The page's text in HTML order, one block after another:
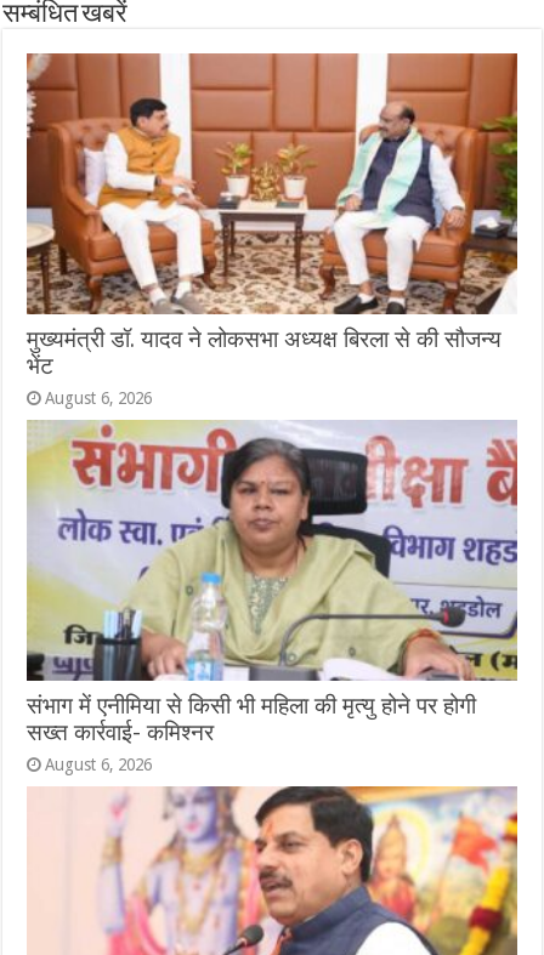
सम्बंधित खबरें
मुख्यमंत्री डॉ. यादव ने लोकसभा अध्यक्ष बिरला से की सौजन्य
भेंट
August 6, 2026
संभाग में एनीमिया से किसी भी महिला की मृत्यु होने पर होगी
सख्त कार्रवाई- कमिश्नर
August 6, 2026